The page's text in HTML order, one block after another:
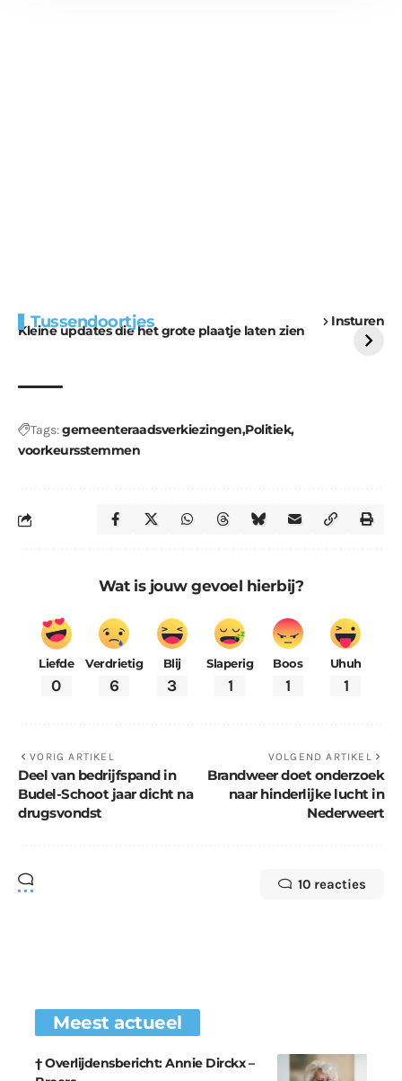
Tussendoortjes Insturen
Kleine updates die het grote plaatje laten zien
voor kabouters
uitdaging
Tags:gemeenteraadsverkiezingen Politiek
voorkeursstemmen
Wat is jouw gevoel hierbij?
Liefde
0
Verdrietig
6
Blij
3
Slaperig
1
Boos
1
Uhuh
1
VORIG ARTIKEL
Deel van bedrijfspand in
Budel-Schoot jaar dicht na
drugsvondst
VOLGEND ARTIKEL
Brandweer doet onderzoek
naar hinderlijke lucht in
Nederweert
10 reacties
Meest actueel
† Overlijdensbericht: Annie Dirckx –